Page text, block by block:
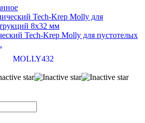
Tech-Krep Molly для пустотелых
MOLLY432